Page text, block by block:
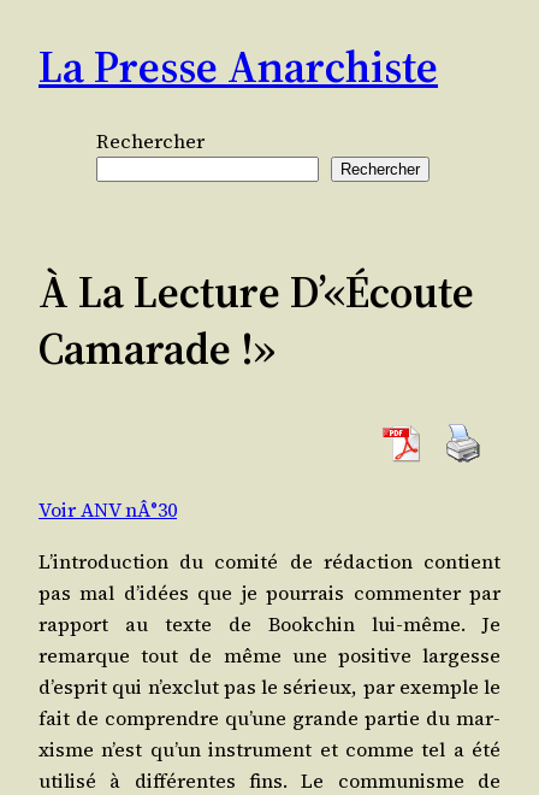
contenu
La Presse Anarchiste
Rechercher
Rechercher
À La Lecture D’«Écoute
Camarade !»
Voir ANV nÂ°30
L’introduction du comi­té de rédac­tion contient
pas mal d’idées que je pour­rais com­men­ter par
rap­port au texte de Book­chin lui-même. Je
remarque tout de même une posi­tive lar­gesse
d’esprit qui n’exclut pas le sérieux, par exemple le
fait de com­prendre qu’une grande par­tie du mar­
xisme n’est qu’un ins­tru­ment et comme tel a été
uti­li­sé à dif­fé­rentes fins. Le com­mu­nisme de